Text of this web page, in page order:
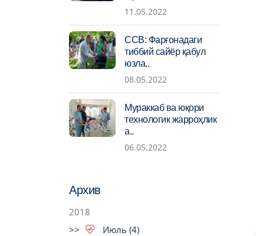
11.05.2022
ССВ: Фарғонадаги
тиббий сайёр қабул
юзла..
08.05.2022
Мураккаб ва юқори
технологик жарроҳлик
а..
06.05.2022
Архив
2018
Июль (4)